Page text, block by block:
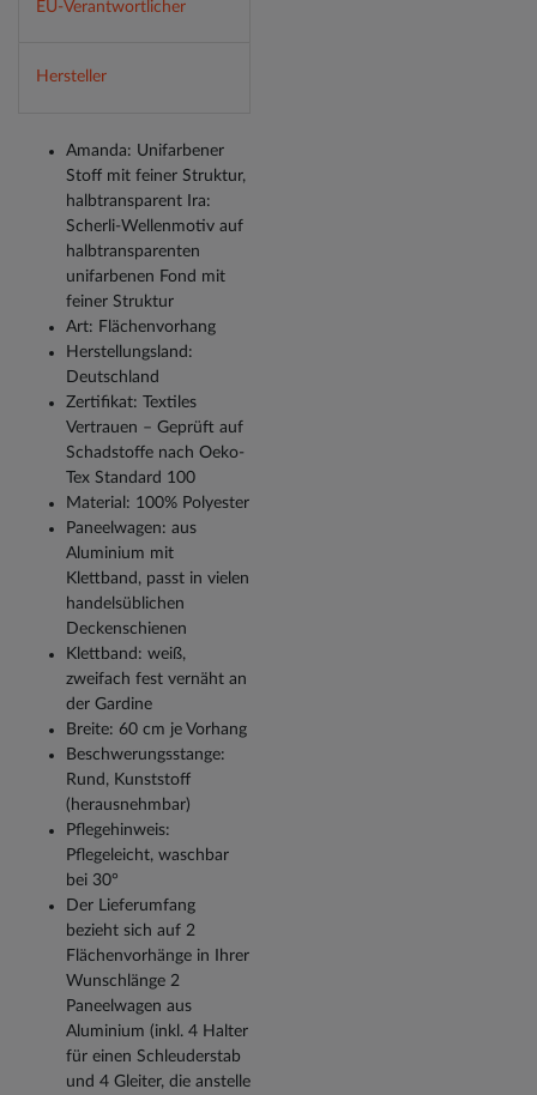
EU-Verantwortlicher
Hersteller
Amanda: Unifarbener
Stoff mit feiner Struktur,
halbtransparent Ira:
Scherli-Wellenmotiv auf
halbtransparenten
unifarbenen Fond mit
feiner Struktur
Art: Flächenvorhang
Herstellungsland:
Deutschland
Zertifikat: Textiles
Vertrauen – Geprüft auf
Schadstoffe nach Oeko-
Tex Standard 100
Material: 100% Polyester
Paneelwagen: aus
Aluminium mit
Klettband, passt in vielen
handelsüblichen
Deckenschienen
Klettband: weiß,
zweifach fest vernäht an
der Gardine
Breite: 60 cm je Vorhang
Beschwerungsstange:
Rund, Kunststoff
(herausnehmbar)
Pflegehinweis:
Pflegeleicht, waschbar
bei 30°
Der Lieferumfang
bezieht sich auf 2
Flächenvorhänge in Ihrer
Wunschlänge 2
Paneelwagen aus
Aluminium (inkl. 4 Halter
für einen Schleuderstab
und 4 Gleiter, die anstelle